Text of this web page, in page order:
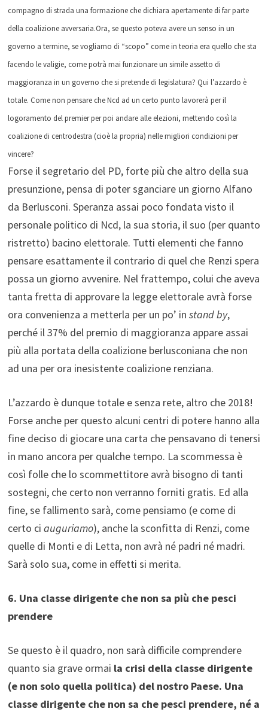
compagno di strada una formazione che dichiara apertamente di far parte
della coalizione avversaria.Ora, se questo poteva avere un senso in un
governo a termine, se vogliamo di “scopo” come in teoria era quello che sta
facendo le valigie, come potrà mai funzionare un simile assetto di
maggioranza in un governo che si pretende di legislatura? Qui l’azzardo è
totale. Come non pensare che Ncd ad un certo punto lavorerà per il
logoramento del premier per poi andare alle elezioni, mettendo così la
coalizione di centrodestra (cioè la propria) nelle migliori condizioni per
vincere?
Forse il segretario del PD, forte più che altro della sua
presunzione, pensa di poter sganciare un giorno Alfano
da Berlusconi. Speranza assai poco fondata visto il
personale politico di Ncd, la sua storia, il suo (per quanto
ristretto) bacino elettorale. Tutti elementi che fanno
pensare esattamente il contrario di quel che Renzi spera
possa un giorno avvenire. Nel frattempo, colui che aveva
tanta fretta di approvare la legge elettorale avrà forse
ora convenienza a metterla per un po’ in stand by,
perché il 37% del premio di maggioranza appare assai
più alla portata della coalizione berlusconiana che non
ad una per ora inesistente coalizione renziana.
L’azzardo è dunque totale e senza rete, altro che 2018!
Forse anche per questo alcuni centri di potere hanno alla
fine deciso di giocare una carta che pensavano di tenersi
in mano ancora per qualche tempo. La scommessa è
così folle che lo scommettitore avrà bisogno di tanti
sostegni, che certo non verranno forniti gratis. Ed alla
fine, se fallimento sarà, come pensiamo (e come di
certo ci auguriamo), anche la sconfitta di Renzi, come
quelle di Monti e di Letta, non avrà né padri né madri.
Sarà solo sua, come in effetti si merita.
6. Una classe dirigente che non sa più che pesci
prendere
Se questo è il quadro, non sarà difficile comprendere
quanto sia grave ormai la crisi della classe dirigente
(e non solo quella politica) del nostro Paese. Una
classe dirigente che non sa che pesci prendere, né a